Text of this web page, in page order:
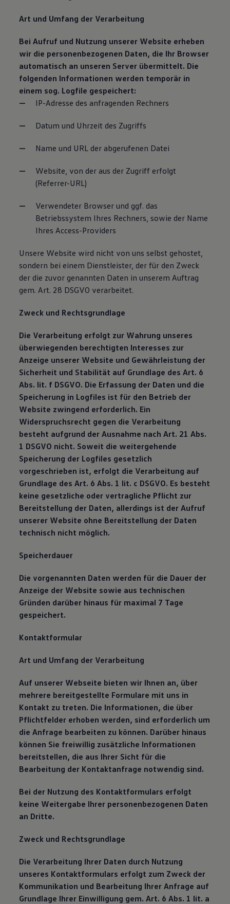
Art und Umfang der Verarbeitung
Bei Aufruf und Nutzung unserer Website erheben
wir die personenbezogenen Daten, die Ihr Browser
automatisch an unseren Server übermittelt. Die
folgenden Informationen werden temporär in
einem sog. Logfile gespeichert:
IP-Adresse des anfragenden Rechners
Datum und Uhrzeit des Zugriffs
Name und URL der abgerufenen Datei
Website, von der aus der Zugriff erfolgt
(Referrer-URL)
Verwendeter Browser und ggf. das
Betriebssystem Ihres Rechners, sowie der Name
Ihres Access-Providers
Unsere Website wird nicht von uns selbst gehostet,
sondern bei einem Dienstleister, der für den Zweck
der die zuvor genannten Daten in unserem Auftrag
gem. Art. 28 DSGVO verarbeitet.
Zweck und Rechtsgrundlage
Die Verarbeitung erfolgt zur Wahrung unseres
überwiegenden berechtigten Interesses zur
Anzeige unserer Website und Gewährleistung der
Sicherheit und Stabilität auf Grundlage des Art. 6
Abs. lit. f DSGVO. Die Erfassung der Daten und die
Speicherung in Logfiles ist für den Betrieb der
Website zwingend erforderlich. Ein
Widerspruchsrecht gegen die Verarbeitung
besteht aufgrund der Ausnahme nach Art. 21 Abs.
1 DSGVO nicht. Soweit die weitergehende
Speicherung der Logfiles gesetzlich
vorgeschrieben ist, erfolgt die Verarbeitung auf
Grundlage des Art. 6 Abs. 1 lit. c DSGVO. Es besteht
keine gesetzliche oder vertragliche Pflicht zur
Bereitstellung der Daten, allerdings ist der Aufruf
unserer Website ohne Bereitstellung der Daten
technisch nicht möglich.
Speicherdauer
Die vorgenannten Daten werden für die Dauer der
Anzeige der Website sowie aus technischen
Gründen darüber hinaus für maximal 7 Tage
gespeichert.
Kontaktformular
Art und Umfang der Verarbeitung
Auf unserer Webseite bieten wir Ihnen an, über
mehrere bereitgestellte Formulare mit uns in
Kontakt zu treten. Die Informationen, die über
Pflichtfelder erhoben werden, sind erforderlich um
die Anfrage bearbeiten zu können. Darüber hinaus
können Sie freiwillig zusätzliche Informationen
bereitstellen, die aus Ihrer Sicht für die
Bearbeitung der Kontaktanfrage notwendig sind.
Bei der Nutzung des Kontaktformulars erfolgt
keine Weitergabe Ihrer personenbezogenen Daten
an Dritte.
Zweck und Rechtsgrundlage
Die Verarbeitung Ihrer Daten durch Nutzung
unseres Kontaktformulars erfolgt zum Zweck der
Kommunikation und Bearbeitung Ihrer Anfrage auf
Grundlage Ihrer Einwilligung gem. Art. 6 Abs. 1 lit. a